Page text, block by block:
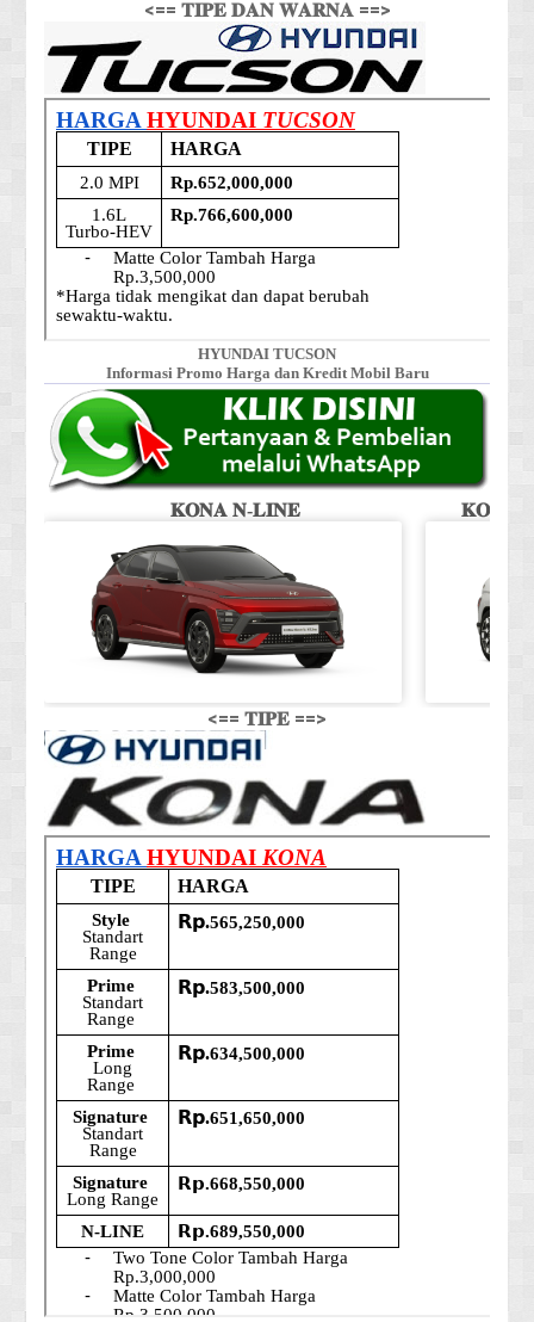
<== 𝐓𝐈𝐏𝐄 𝐃𝐀𝐍 𝐖𝐀𝐑𝐍𝐀 ==>
HYUNDAI TUCSON
Informasi Promo Harga dan Kredit Mobil Baru
𝐊𝐎𝐍𝐀 𝐍-𝐋𝐈𝐍𝐄 𝐊𝐎𝐍𝐀
<== 𝐓𝐈𝐏𝐄 ==>